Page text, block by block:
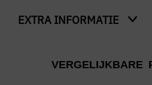
Sport Overshirt
EXTRA INFORMATIE
BlauwVERGELIJKBARE